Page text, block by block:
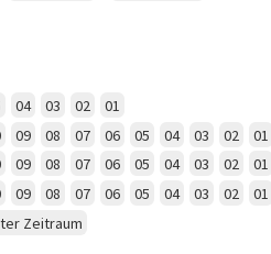
04 03 02 01
09 08 07 06 05 04 03 02 01
09 08 07 06 05 04 03 02 01
09 08 07 06 05 04 03 02
01
Zeitraum